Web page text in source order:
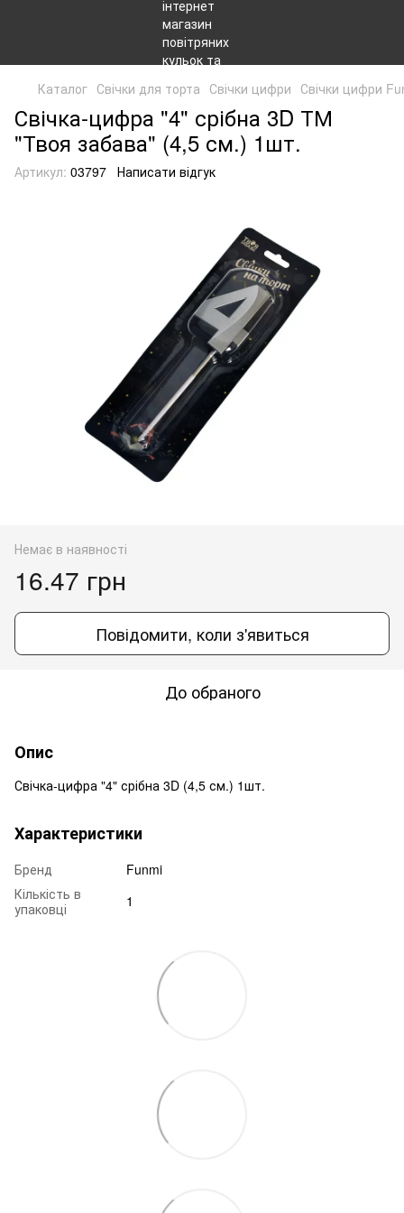
Каталог Свічки для торта Свічки цифри Свічки цифри
Свічка-цифра "4" срібна 3D ТМ
"Твоя забава" (4,5 см.) 1шт.
Артикул: 03797 Написати відгук
Немає в наявності
16.47 грн
Повідомити, коли з'явиться
До обраного
Опис
Свічка-цифра "4" срібна 3D (4,5 см.) 1шт.
Характеристики
Бренд
Funmi
Кількість в
упаковці
1